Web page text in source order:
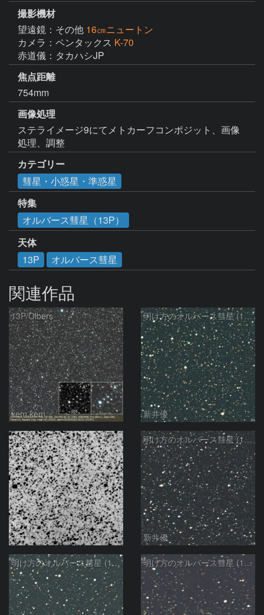
撮影機材
望遠鏡：その他 16㎝ニュートン
カメラ：ペンタックス K-70
赤道儀：タカハシJP
焦点距離
754mm
画像処理
ステライメージ9にてメトカーフコンポジット、画像
処理、調整
カテゴリー
彗星・小惑星・準惑星
特集
オルバース彗星（13P）
天体
13P
オルバース彗星
関連作品
13P/Olbers
kem.kem
明け方のオルバース彗星 (13P)：2025/03/20
新井優
13P/Olbers
モンドシャルナ
明け方のオルバース彗星 (13P)：2025/03/01
新井優
明け方のオルバース彗星 (13P)：2025/02/25 明け方のオルバース彗星 (13P)：2025/02/06